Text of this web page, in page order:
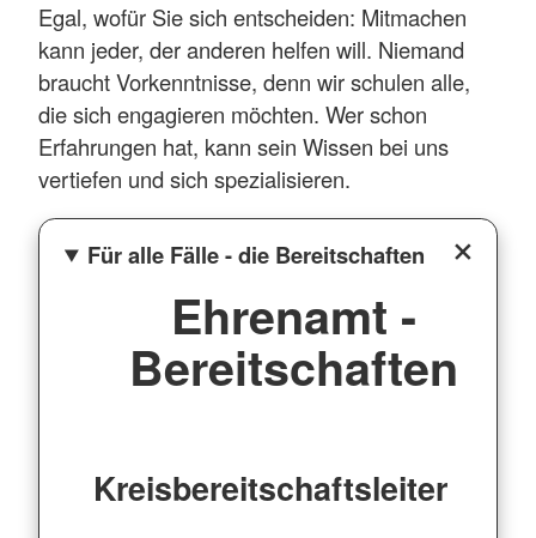
Egal, wofür Sie sich entscheiden: Mitmachen
kann jeder, der anderen helfen will. Niemand
braucht Vorkenntnisse, denn wir schulen alle,
die sich engagieren möchten. Wer schon
Erfahrungen hat, kann sein Wissen bei uns
vertiefen und sich spezialisieren.
Für alle Fälle - die Bereitschaften
Ehrenamt -
Bereitschaften
Kreisbereitschaftsleiter